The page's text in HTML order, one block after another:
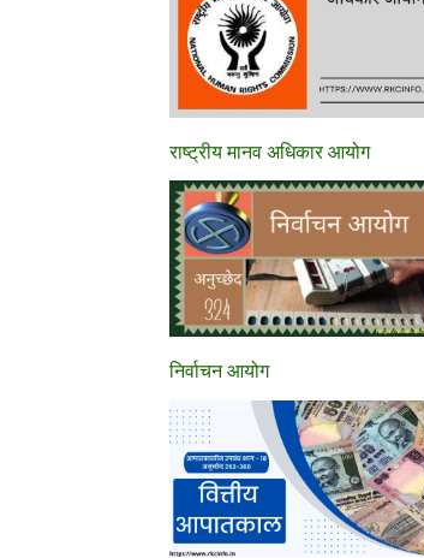
राष्ट्रीय मानव अधिकार आयोग
निर्वाचन आयोग